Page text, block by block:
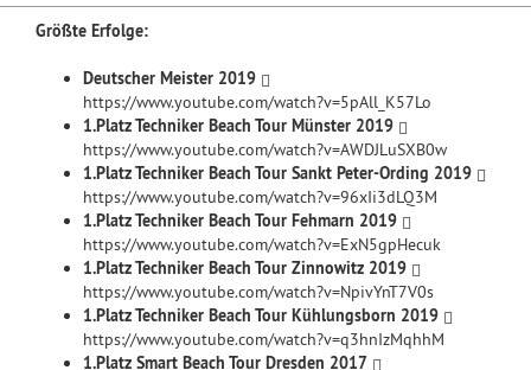
Größte Erfolge:
Deutscher Meister 2019
https://www.youtube.com/watch?v=5pAll_K57Lo
1.Platz Techniker Beach Tour Münster 2019
https://www.youtube.com/watch?v=AWDJLuSXB0w
1.Platz Techniker Beach Tour Sankt Peter-Ording 2019
https://www.youtube.com/watch?v=96xIi3dLQ3M
1.Platz Techniker Beach Tour Fehmarn 2019
https://www.youtube.com/watch?v=ExN5gpHecuk
1.Platz Techniker Beach Tour Zinnowitz 2019
https://www.youtube.com/watch?v=NpivYnT7V0s
1.Platz Techniker Beach Tour Kühlungsborn 2019
https://www.youtube.com/watch?v=q3hnIzMqhhM
1.Platz Smart Beach Tour Dresden 2017